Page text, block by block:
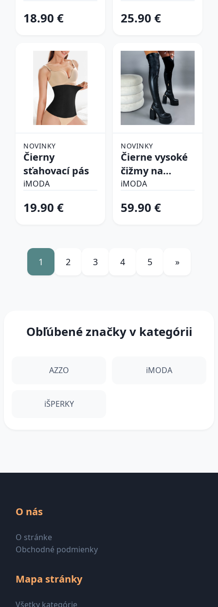
18.90 € 25.90 €
NOVINKY
Čierny
sťahovací pás
iMODA
19.90 €
NOVINKY
Čierne vysoké
čižmy na
platforme
iMODA
59.90 €
1 2 3 4 5 »
Obľúbené značky v kategórii
AZZO iMODA
iŠPERKY
O nás
O stránke
Obchodné podmienky
Mapa stránky
Všetky kategórie